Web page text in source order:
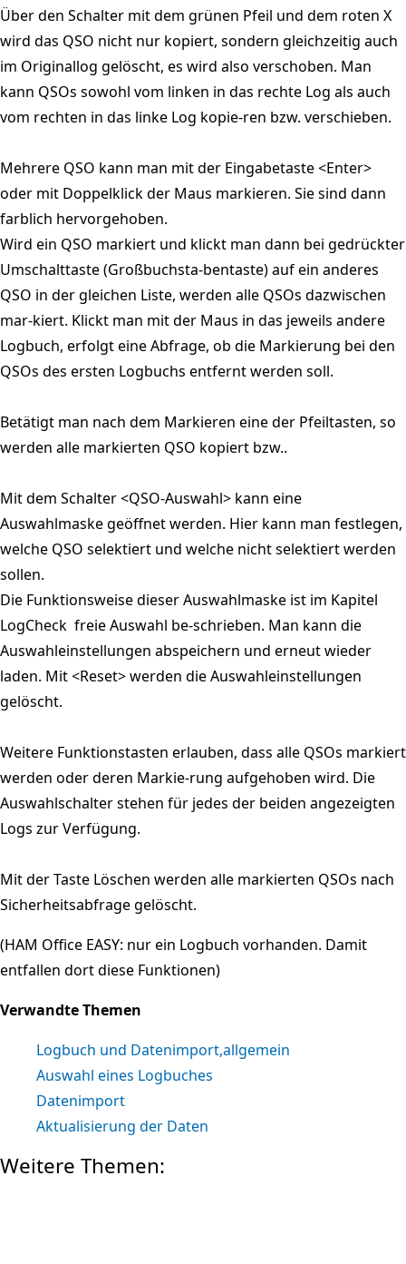
Über den Schalter mit dem grünen Pfeil und dem roten X
wird das QSO nicht nur kopiert, sondern gleichzeitig auch
im Originallog gelöscht, es wird also verschoben. Man
kann QSOs sowohl vom linken in das rechte Log als auch
vom rechten in das linke Log kopie-ren bzw. verschieben.
Mehrere QSO kann man mit der Eingabetaste <Enter>
oder mit Doppelklick der Maus markieren. Sie sind dann
farblich hervorgehoben.
Wird ein QSO markiert und klickt man dann bei gedrückter
Umschalttaste (Großbuchsta-bentaste) auf ein anderes
QSO in der gleichen Liste, werden alle QSOs dazwischen
mar-kiert. Klickt man mit der Maus in das jeweils andere
Logbuch, erfolgt eine Abfrage, ob die Markierung bei den
QSOs des ersten Logbuchs entfernt werden soll.
Betätigt man nach dem Markieren eine der Pfeiltasten, so
werden alle markierten QSO kopiert bzw..
Mit dem Schalter <QSO-Auswahl> kann eine
Auswahlmaske geöffnet werden. Hier kann man festlegen,
welche QSO selektiert und welche nicht selektiert werden
sollen.
Die Funktionsweise dieser Auswahlmaske ist im Kapitel
LogCheck  freie Auswahl be-schrieben. Man kann die
Auswahleinstellungen abspeichern und erneut wieder
laden. Mit <Reset> werden die Auswahleinstellungen
gelöscht.
Weitere Funktionstasten erlauben, dass alle QSOs markiert
werden oder deren Markie-rung aufgehoben wird. Die
Auswahlschalter stehen für jedes der beiden angezeigten
Logs zur Verfügung.
Mit der Taste Löschen werden alle markierten QSOs nach
Sicherheitsabfrage gelöscht.
(HAM Office EASY: nur ein Logbuch vorhanden. Damit
entfallen dort diese Funktionen)
Verwandte Themen
Logbuch und Datenimport,allgemein
Auswahl eines Logbuches
Datenimport
Aktualisierung der Daten
Weitere Themen: